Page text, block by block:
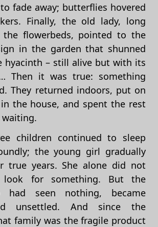
fade away; butterflies hovered
Finally, the old lady, long
flowerbeds, pointed to the
in the garden that shunned
hyacinth – still alive but with its
Then it was true: something
They returned indoors, put on
the house, and spent the rest
children continued to sleep
the young girl gradually
true years. She alone did not
look for something. But the
had seen nothing, became
unsettled. And since the
family was the fragile product